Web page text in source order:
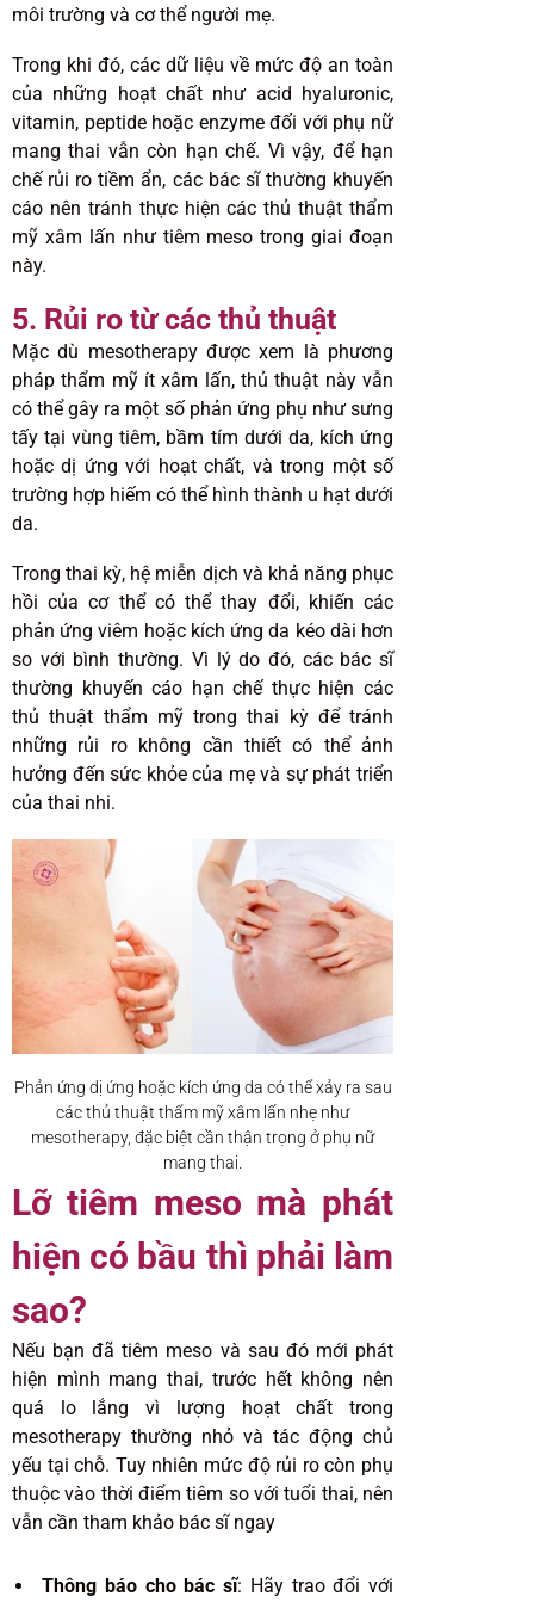
môi trường và cơ thể người mẹ.
Trong khi đó, các dữ liệu về mức độ an toàn
của những hoạt chất như acid hyaluronic,
vitamin, peptide hoặc enzyme đối với phụ nữ
mang thai vẫn còn hạn chế. Vì vậy, để hạn
chế rủi ro tiềm ẩn, các bác sĩ thường khuyến
cáo nên tránh thực hiện các thủ thuật thẩm
mỹ xâm lấn như tiêm meso trong giai đoạn
này.
5. Rủi ro từ các thủ thuật
Mặc dù mesotherapy được xem là phương
pháp thẩm mỹ ít xâm lấn, thủ thuật này vẫn
có thể gây ra một số phản ứng phụ như sưng
tấy tại vùng tiêm, bầm tím dưới da, kích ứng
hoặc dị ứng với hoạt chất, và trong một số
trường hợp hiếm có thể hình thành u hạt dưới
da.
Trong thai kỳ, hệ miễn dịch và khả năng phục
hồi của cơ thể có thể thay đổi, khiến các
phản ứng viêm hoặc kích ứng da kéo dài hơn
so với bình thường. Vì lý do đó, các bác sĩ
thường khuyến cáo hạn chế thực hiện các
thủ thuật thẩm mỹ trong thai kỳ để tránh
những rủi ro không cần thiết có thể ảnh
hưởng đến sức khỏe của mẹ và sự phát triển
của thai nhi.
Phản ứng dị ứng hoặc kích ứng da có thể xảy ra sau
các thủ thuật thẩm mỹ xâm lấn nhẹ như
mesotherapy, đặc biệt cần thận trọng ở phụ nữ
mang thai.
Lỡ tiêm meso mà phát
hiện có bầu thì phải làm
sao?
Nếu bạn đã tiêm meso và sau đó mới phát
hiện mình mang thai, trước hết không nên
quá lo lắng vì lượng hoạt chất trong
mesotherapy thường nhỏ và tác động chủ
yếu tại chỗ. Tuy nhiên mức độ rủi ro còn phụ
thuộc vào thời điểm tiêm so với tuổi thai, nên
vẫn cần tham khảo bác sĩ ngay
Thông báo cho bác sĩ: Hãy trao đổi với